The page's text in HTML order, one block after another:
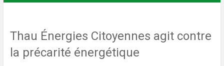
Thau Énergies Citoyennes agit contre
la précarité énergétique